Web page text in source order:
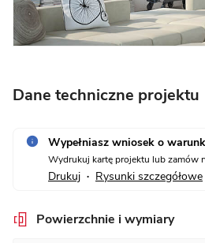
Dane techniczne projektu
Wypełniasz wniosek o
Wydrukuj kartę projektu lub zamów
Drukuj • Rysunki szczegółowe
Powierzchnie i wymiary